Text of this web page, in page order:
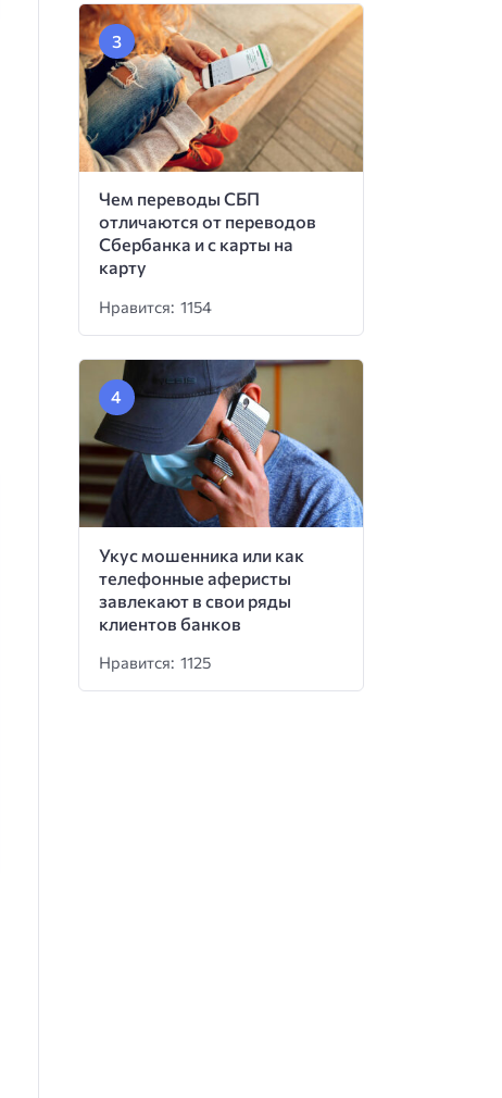
Чем переводы СБП
отличаются от переводов
Сбербанка и с карты на
карту
Нравится: 1154
Укус мошенника или как
телефонные аферисты
завлекают в свои ряды
клиентов банков
Нравится: 1125